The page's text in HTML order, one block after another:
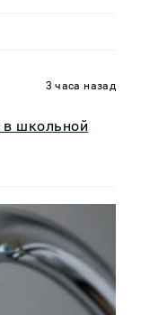
3 часа назад
в школьной